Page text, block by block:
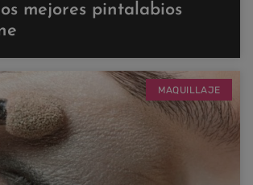
mejores pintalabios
MAQUILLAJE